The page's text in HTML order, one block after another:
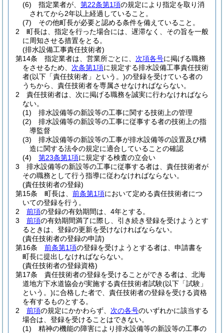
(6)
指定業者が、 第22条第1項の規定により指定を取り消
されてから2年以上経過していること。
(7)
その他町長が必要と認める条件を備えていること。
2
町長は、指定を行った場合には、遅滞なく、その旨を一般
に周知させる措置をとる。
(排水設備工事責任技術者)
第14条
指定業者は、営業所ごとに、 次項各号に掲げる職務
をさせるため、 次条第1項に規定する排水設備工事責任技術
者(以下「責任技術者」という。)の登録を受けている者の
うちから、責任技術者を専属させなければならない。
2
責任技術者は、次に掲げる職務を誠実に行わなければなら
ない。
(1)
排水設備等の新設等の工事に関する技術上の管理
(2)
排水設備等の新設等の工事に従事する者の技術上の指
導監督
(3)
排水設備等の新設等の工事が排水設備等の設置及び構
造に関する法令の規定に適合していることの確認
(4)
第23条第1項に規定する検査の立会い
3
排水設備等の新設等の工事に従事する者は、責任技術者が
その職務として行う指導に従わなければならない。
(責任技術者の登録)
第15条
町長は、 前条第1項において定める責任技術者につ
いての登録を行う。
2
前項の登録の有効期間は、4年とする。
3
前項の有効期間満了に際し、引き続き登録を受けようとす
るときは、登録の更新を受けなければならない。
(責任技術者の登録の申請)
第16条
前条第1項の登録を受けようとする者は、申請書を
町長に提出しなければならない。
(責任技術者の登録資格)
第17条
責任技術者の登録を受けることができる者は、北海
道地方下水道協会が実施する責任技術者試験(以下「試験」
という。)に合格した者で、責任技術者の登録を受ける資格
を有するものとする。
2
前項の規定にかかわらず、 次の各号のいずれかに該当する
場合は、登録を受けることはできない。
(1)
精神の機能の障害により排水設備等の新設等の工事の